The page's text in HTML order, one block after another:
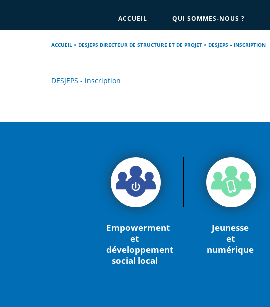
ACCUEIL QUI SOMMES-NOUS ?
ACCUEIL > DESJEPS DIRECTEUR DE STRUCTURE ET DE PROJET > DESJEPS – INSCRIPTION
DESJEPS - inscription
Empowerment
et
développement
social local
Jeunesse
et
numérique